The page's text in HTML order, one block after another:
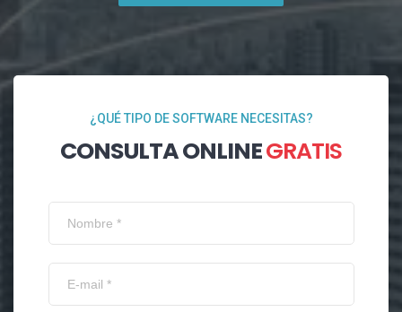
¿QUÉ TIPO DE SOFTWARE NECESITAS?
CONSULTA ONLINEGRATIS